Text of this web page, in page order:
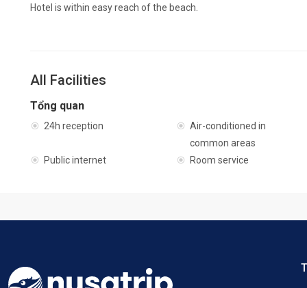
Hotel is within easy reach of the beach.
All Facilities
Tổng quan
24h reception
Air-conditioned in
common areas
Public internet
Room service